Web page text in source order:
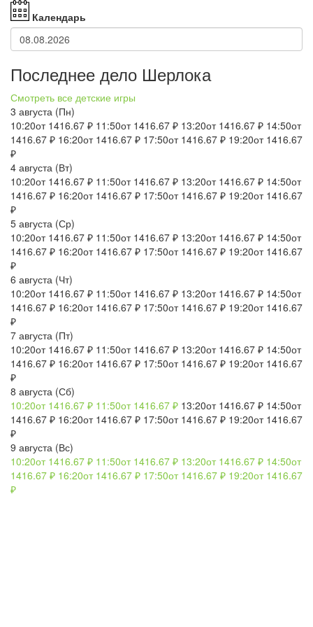
Календарь
Последнее дело Шерлока
Смотреть все детские игры
3 августа (Пн)
10:20от 1416.67 ₽ 11:50от 1416.67 ₽ 13:20от 1416.67 ₽ 14:50от
1416.67 ₽ 16:20от 1416.67 ₽ 17:50от 1416.67 ₽ 19:20от 1416.67
₽
4 августа (Вт)
10:20от 1416.67 ₽ 11:50от 1416.67 ₽ 13:20от 1416.67 ₽ 14:50от
1416.67 ₽ 16:20от 1416.67 ₽ 17:50от 1416.67 ₽ 19:20от 1416.67
₽
5 августа (Ср)
10:20от 1416.67 ₽ 11:50от 1416.67 ₽ 13:20от 1416.67 ₽ 14:50от
1416.67 ₽ 16:20от 1416.67 ₽ 17:50от 1416.67 ₽ 19:20от 1416.67
₽
6 августа (Чт)
10:20от 1416.67 ₽ 11:50от 1416.67 ₽ 13:20от 1416.67 ₽ 14:50от
1416.67 ₽ 16:20от 1416.67 ₽ 17:50от 1416.67 ₽ 19:20от 1416.67
₽
7 августа (Пт)
10:20от 1416.67 ₽ 11:50от 1416.67 ₽ 13:20от 1416.67 ₽ 14:50от
1416.67 ₽ 16:20от 1416.67 ₽ 17:50от 1416.67 ₽ 19:20от 1416.67
₽
8 августа (Сб)
10:20от 1416.67 ₽ 11:50от 1416.67 ₽ 13:20от 1416.67 ₽ 14:50от
1416.67 ₽ 16:20от 1416.67 ₽ 17:50от 1416.67 ₽ 19:20от 1416.67
₽
9 августа (Вс)
10:20от 1416.67 ₽ 11:50от 1416.67 ₽ 13:20от 1416.67 ₽ 14:50от
1416.67 ₽ 16:20от 1416.67 ₽ 17:50от 1416.67 ₽ 19:20от 1416.67
₽